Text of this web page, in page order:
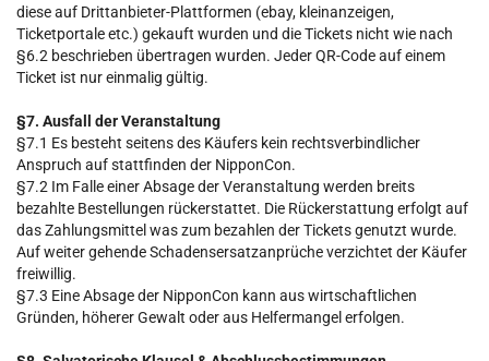
diese auf Drittanbieter-Plattformen (ebay, kleinanzeigen,
Ticketportale etc.) gekauft wurden und die Tickets nicht wie nach
§6.2 beschrieben übertragen wurden. Jeder QR-Code auf einem
Ticket ist nur einmalig gültig.
§7. Ausfall der Veranstaltung
§7.1 Es besteht seitens des Käufers kein rechtsverbindlicher
Anspruch auf stattfinden der NipponCon.
§7.2 Im Falle einer Absage der Veranstaltung werden breits
bezahlte Bestellungen rückerstattet. Die Rückerstattung erfolgt auf
das Zahlungsmittel was zum bezahlen der Tickets genutzt wurde.
Auf weiter gehende Schadensersatzanprüche verzichtet der Käufer
freiwillig.
§7.3 Eine Absage der NipponCon kann aus wirtschaftlichen
Gründen, höherer Gewalt oder aus Helfermangel erfolgen.